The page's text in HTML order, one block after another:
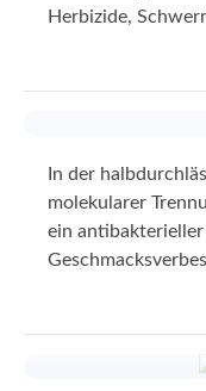
Herbizide,
In der
molekularer
ein